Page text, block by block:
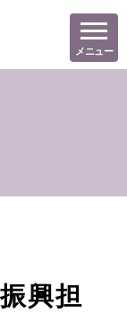
メニュー
興担